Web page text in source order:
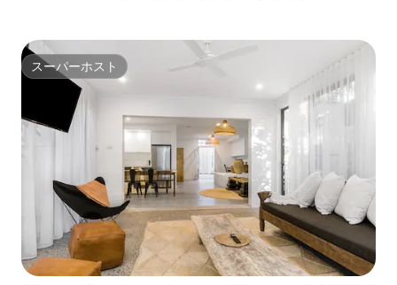
スーパーホスト
スーパーホスト